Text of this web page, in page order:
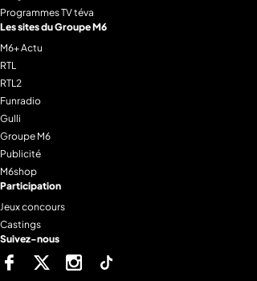
Programmes TV téva
Les sites du Groupe M6
M6+ Actu
RTL
RTL2
Funradio
Gulli
Groupe M6
Publicité
M6shop
Participation
Jeux concours
Castings
Suivez-nous
FacebookTwitter Instagram